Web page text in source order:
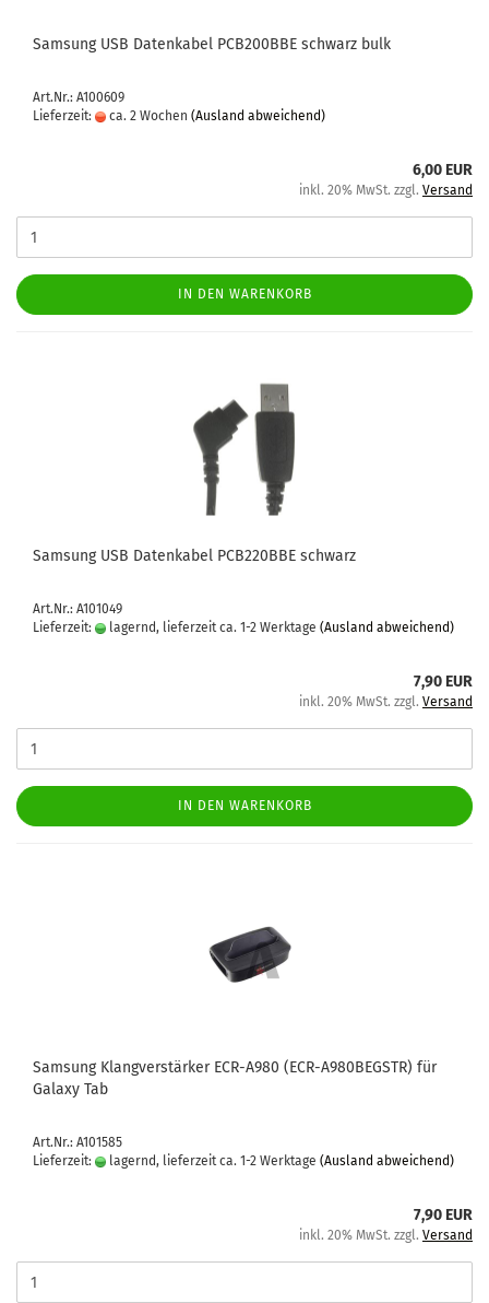
Sam­sung USB Da­ten­ka­bel PCB200BBE schwarz bulk
Art.Nr.: A100609
Lieferzeit:
ca. 2 Wochen (Ausland abweichend)
6,00 EUR
inkl. 20% MwSt. zzgl. Versand
IN DEN WARENKORB
Sam­sung USB Da­ten­ka­bel PCB220BBE schwarz
Art.Nr.: A101049
Lieferzeit:
lagernd, lieferzeit ca. 1-2 Werktage (Ausland abweichend)
7,90 EUR
inkl. 20% MwSt. zzgl. Versand
IN DEN WARENKORB
Sam­sung Klang­ver­stär­ker ECR-​A980 (ECR-​A980BEGSTR) für
Ga­la­xy Tab
Art.Nr.: A101585
Lieferzeit:
lagernd, lieferzeit ca. 1-2 Werktage (Ausland abweichend)
7,90 EUR
inkl. 20% MwSt. zzgl. Versand